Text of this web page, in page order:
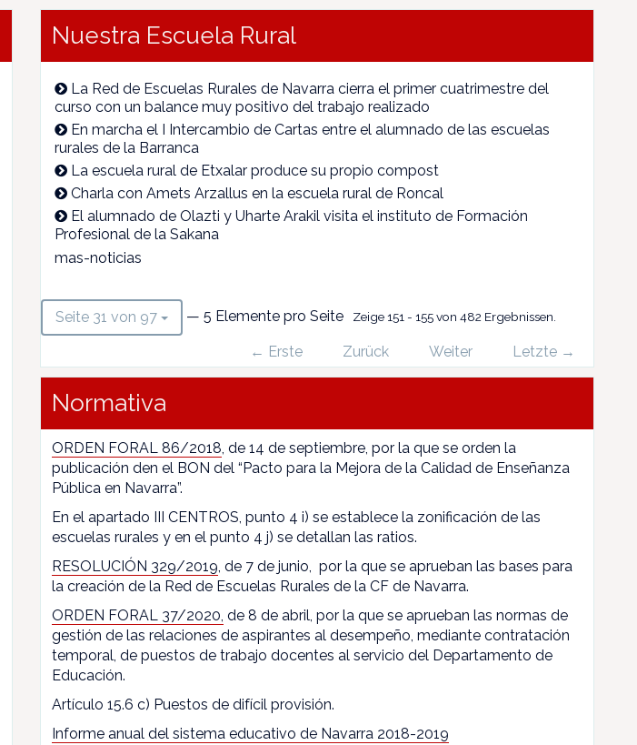
Nuestra Escuela Rural
La Red de Escuelas Rurales de Navarra cierra el primer cuatrimestre del
curso con un balance muy positivo del trabajo realizado
En marcha el I Intercambio de Cartas entre el alumnado de las escuelas
rurales de la Barranca
La escuela rural de Etxalar produce su propio compost
Charla con Amets Arzallus en la escuela rural de Roncal
El alumnado de Olazti y Uharte Arakil visita el instituto de Formación
Profesional de la Sakana
mas-noticias
Seite 31 von 97 — 5 Elemente pro Seite Zeige 151 - 155 von 482 Ergebnissen.
← Erste Zurück Weiter Letzte →
Normativa
ORDEN FORAL 86/2018, de 14 de septiembre, por la que se orden la
publicación den el BON del “Pacto para la Mejora de la Calidad de Enseñanza
Pública en Navarra”.
En el apartado III CENTROS, punto 4 i) se establece la zonificación de las
escuelas rurales y en el punto 4 j) se detallan las ratios.
RESOLUCIÓN 329/2019, de 7 de junio, por la que se aprueban las bases para
la creación de la Red de Escuelas Rurales de la CF de Navarra.
ORDEN FORAL 37/2020, de 8 de abril, por la que se aprueban las normas de
gestión de las relaciones de aspirantes al desempeño, mediante contratación
temporal, de puestos de trabajo docentes al servicio del Departamento de
Educación.
Artículo 15.6 c) Puestos de difícil provisión.
Informe anual del sistema educativo de Navarra 2018-2019